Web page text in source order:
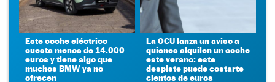
Este coche eléctrico
cuesta menos de 14.000
euros y tiene algo que
muchos BMW ya no
ofrecen
La OCU lanza un aviso a
quienes alquilen un coche
este verano: este
despiste puede costarte
cientos de euros